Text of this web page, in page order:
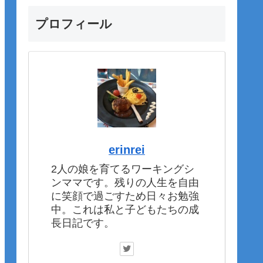
プロフィール
erinrei
2人の娘を育てるワーキングシ
ンママです。残りの人生を自由
に笑顔で過ごすため日々お勉強
中。これは私と子どもたちの成
長日記です。